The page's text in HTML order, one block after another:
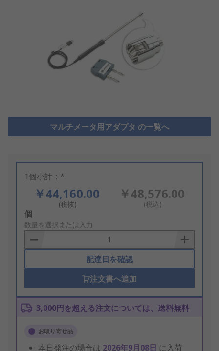
マルチメータ用アダプタ の一覧へ
1個小計：*
￥44,160.00
(税抜)
￥48,576.00
(税込)
Add
to
Basket
個
数量を選択または入力
配達日を確認
注文書へ追加
3,000円を超える注文については、送料無料
お取り寄せ品
本日発注の場合は 2026年9月08日 に入荷